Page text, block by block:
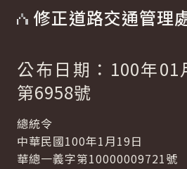
修正道路交通管理
公布日期：100年01
第6958號
總統令
中華民國100年1月19日
華總一義字第10000009721號